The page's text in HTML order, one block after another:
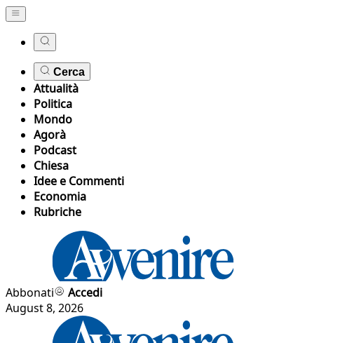
Cerca
Attualità
Politica
Mondo
Agorà
Podcast
Chiesa
Idee e Commenti
Economia
Rubriche
Abbonati
Accedi
August 8, 2026